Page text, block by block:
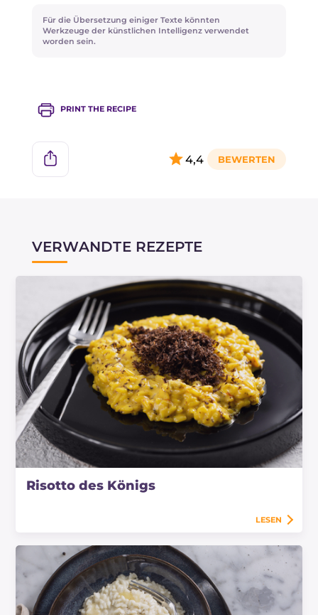
gekennzeichneten Haushaltsgefrierschrank
einzufrieren, gemäß denRichtlinien des
Für die Übersetzung einiger Texte könnten
Werkzeuge der künstlichen Intelligenz verwendet
worden sein.
PRINT THE RECIPE
4,4
VERWANDTE REZEPTE
Risotto des Königs
LESEN